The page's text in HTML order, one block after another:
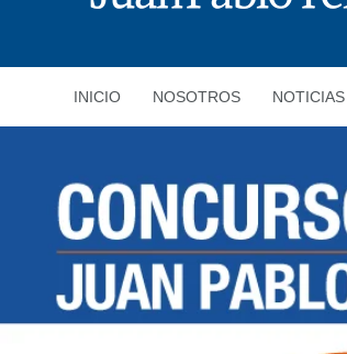
INICIO NOSOTROS NOTICIAS